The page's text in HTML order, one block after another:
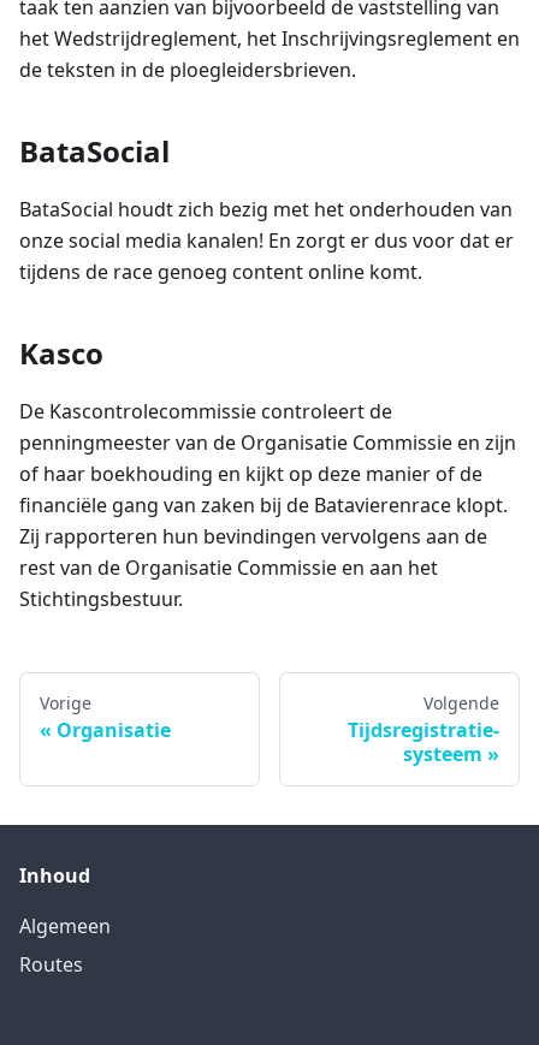
taak ten aanzien van bijvoorbeeld de vaststelling van
het Wedstrijdreglement, het Inschrijvingsreglement en
de teksten in de ploegleidersbrieven.
BataSocial
BataSocial houdt zich bezig met het onderhouden van
onze social media kanalen! En zorgt er dus voor dat er
tijdens de race genoeg content online komt.
Kasco
De Kascontrolecommissie controleert de
penningmeester van de Organisatie Commissie en zijn
of haar boekhouding en kijkt op deze manier of de
financiële gang van zaken bij de Batavierenrace klopt.
Zij rapporteren hun bevindingen vervolgens aan de
rest van de Organisatie Commissie en aan het
Stichtingsbestuur.
Vorige
Organisatie
Volgende
Tijdsregistratie-
systeem
Inhoud
Algemeen
Routes